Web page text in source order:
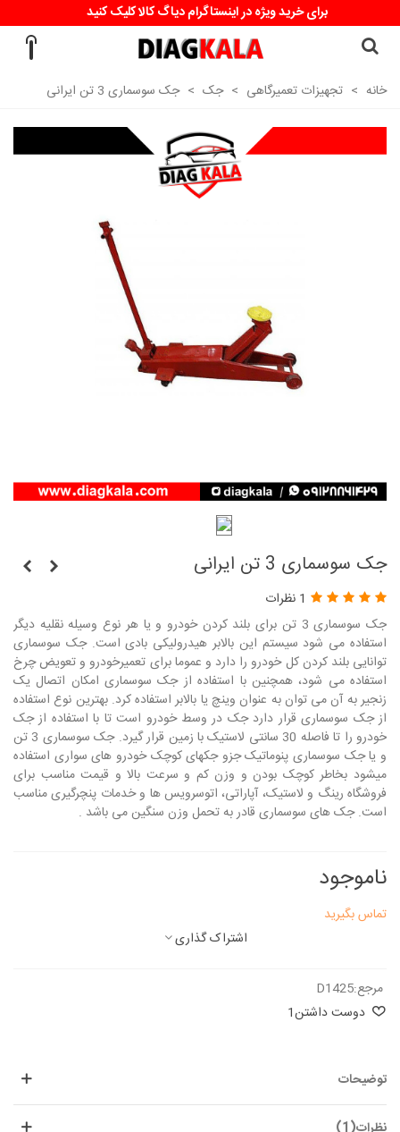
برای خرید ویژه در اینستاگرام دیاگ کالا کلیک کنید
خانه > تجهیزات تعمیرگاهی > جک > جک سوسماری 3 تن ایرانی
جک سوسماری 3 تن ایرانی
1 نظرات
جک سوسماری 3 تن برای بلند کردن خودرو و یا هر نوع وسیله نقلیه دیگر
استفاده می شود سیستم این بالابر هیدرولیکی بادی است. جک سوسماری
توانایی بلند کردن کل خودرو را دارد و عموما برای تعمیرخودرو و تعویض چرخ
استفاده می شود، همچنین با استفاده از جک سوسماری امکان اتصال یک
زنجیر به آن می توان به عنوان وینچ یا بالابر استفاده کرد. بهترین نوع استفاده
از جک سوسماری قرار دارد جک در وسط خودرو است تا با استفاده از جک
خودرو را تا فاصله 30 سانتی لاستیک با زمین قرار گیرد. جک سوسماری 3 تن
و یا جک سوسماری پنوماتیک جزو جکهای کوچک خودرو های سواری استفاده
میشود بخاطر کوچک بودن و وزن کم و سرعت بالا و قیمت مناسب برای
فروشگاه رینگ و لاستیک، آپاراتی، اتوسرویس ها و خدمات پنچرگیری مناسب
است. جک های سوسماری قادر به تحمل وزن سنگین می باشد .
ناموجود
تماس بگیرید
اشتراک گذاری
مرجع:D1425
دوست داشتن1
توضیحات